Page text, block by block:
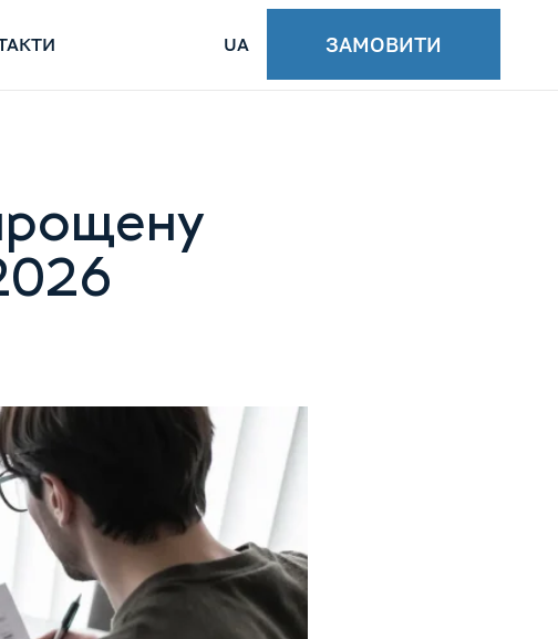
UA ЗАМОВИТИ